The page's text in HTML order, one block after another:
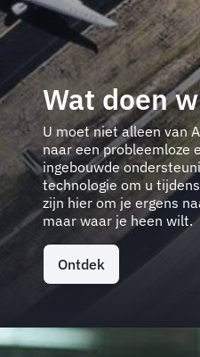
Wat doen
U moet niet alleen van
naar een probleemloze
ingebouwde
technologie om u
zijn hier om je ergens
maar waar je heen wilt.
Ontdek